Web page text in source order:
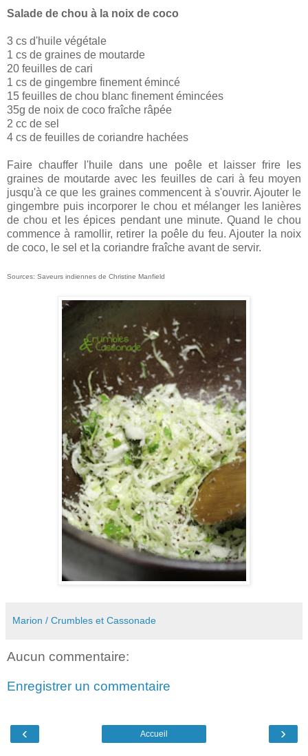
Salade de chou à la noix de coco
3 cs d'huile végétale
1 cs de graines de moutarde
20 feuilles de cari
1 cs de gingembre finement émincé
15 feuilles de chou blanc finement émincées
35g de noix de coco fraîche râpée
2 cc de sel
4 cs de feuilles de coriandre hachées
Faire chauffer l'huile dans une poêle et laisser frire les
graines de moutarde avec les feuilles de cari à feu moyen
jusqu'à ce que les graines commencent à s'ouvrir. Ajouter le
gingembre puis incorporer le chou et mélanger les lanières
de chou et les épices pendant une minute. Quand le chou
commence à ramollir, retirer la poêle du feu. Ajouter la noix
de coco, le sel et la coriandre fraîche avant de servir.
Sources: Saveurs indiennes de Christine Manfield
Marion / Crumbles et Cassonade
Aucun commentaire:
Enregistrer un commentaire
‹ ›
Accueil